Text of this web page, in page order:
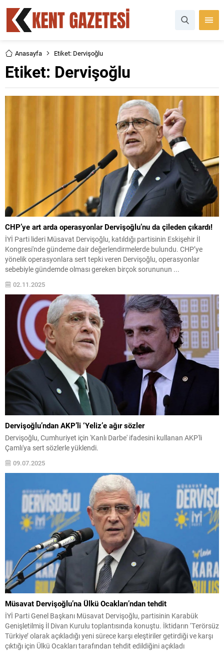
Anasayfa Etiket: Dervişoğlu
Etiket: Dervişoğlu
CHP’ye art arda operasyonlar Dervişoğlu’nu da çileden çıkardı!
İYİ Parti lideri Müsavat Dervişoğlu, katıldığı partisinin Eskişehir İl
Kongresi'nde gündeme dair değerlendirmelerde bulundu. CHP’ye
yönelik operasyonlara sert tepki veren Dervişoğlu, operasyonlar
sebebiyle gündemde olması gereken birçok sorununun ...
02.11.2025
Dervişoğlu’ndan AKP’li ‘Yeliz’e ağır sözler
Dervişoğlu, Cumhuriyet için 'Kanlı Darbe' ifadesini kullanan AKP'li
Çamlı'ya sert sözlerle yüklendi.
09.07.2025
Müsavat Dervişoğlu’na Ülkü Ocakları’ndan tehdit
İYİ Parti Genel Başkanı Müsavat Dervişoğlu, partisinin Karabük
Genişletilmiş İl Divan Kurulu toplantısında konuştu. İktidarın ‘Terörsüz
Türkiye’ olarak açıkladığı yeni sürece karşı eleştiriler getirdiği ve karşı
çıktığı için Ülkü Ocakları tarafından tehdit edildiğini açıkladı